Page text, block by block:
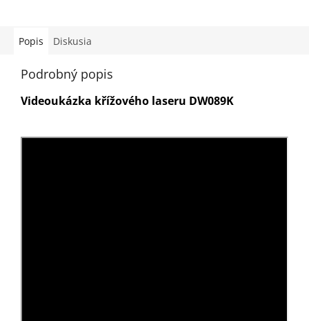
Popis Diskusia
Podrobný popis
Videoukázka křížového laseru DW089K